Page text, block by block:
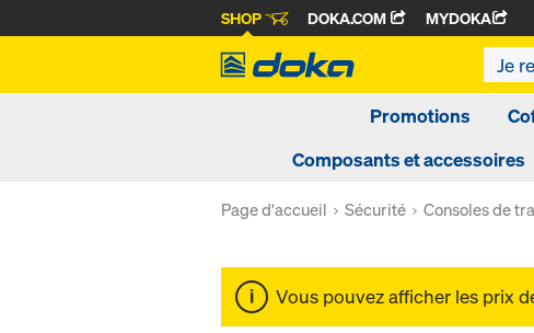
SHOP DOKA.COM MYDOKA
Promotions
Composants et accessoires
Page d'accueil Sécurité Consoles de
Vous pouvez afficher les prix